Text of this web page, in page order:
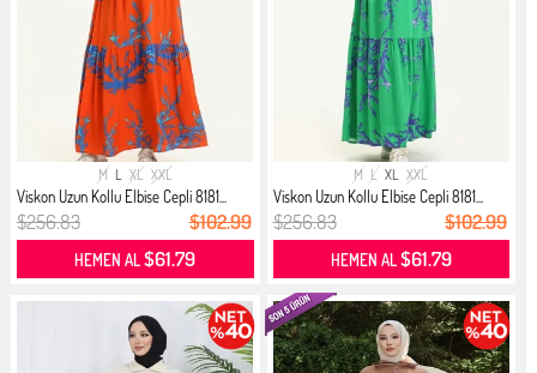
M L XL XXL
Viskon Uzun Kollu Elbise Cepli 8181...
$256.83 $102.99
HEMEN AL$61.79
M L XL XXL
Viskon Uzun Kollu Elbise Cepli 8181...
$256.83 $102.99
HEMEN AL$61.79